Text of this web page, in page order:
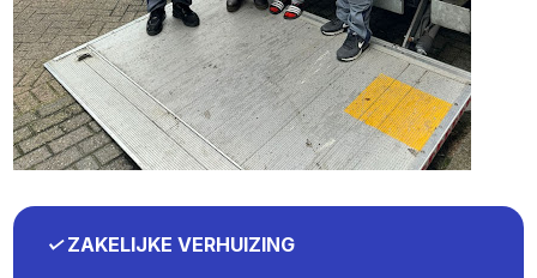
✓ZAKELIJKE VERHUIZING